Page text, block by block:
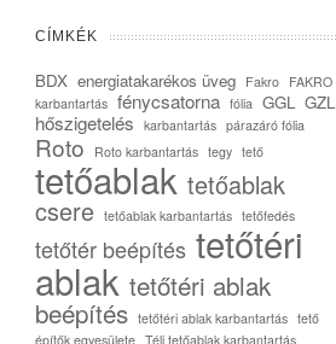
CÍMKÉK
BDX energiatakarékos üveg Fakro FAKRO
karbantartás fénycsatorna fólia GGL GZL
hőszigetelés karbantartás párazáró fólia
Roto Roto karbantartás tegy tető
tetőablak tetőablak
csere tetőablak karbantartás tetőfedés
tetőtér beépítés tetőtéri
ablak tetőtéri ablak
beépítés tetőtéri ablak karbantartás tető
építők egyesülete Téli tetőablak karbantartás